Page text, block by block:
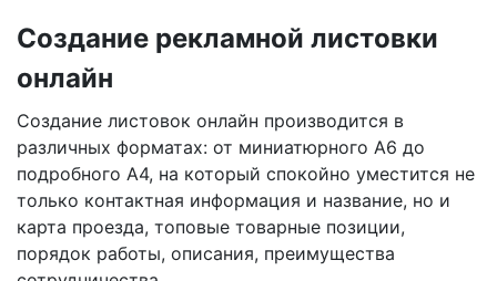
Создание рекламной листовки
онлайн
Создание листовок онлайн производится в
различных форматах: от миниатюрного А6 до
подробного А4, на который спокойно уместится не
только контактная информация и название, но и
карта проезда, топовые товарные позиции,
порядок работы, описания, преимущества